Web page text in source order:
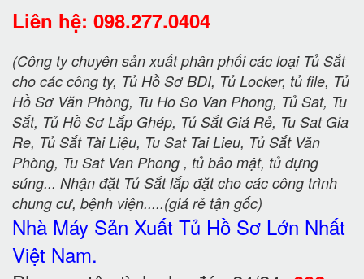
Liên hệ: 098.277.0404
(Công ty chuyên sản xuất phân phối các loại Tủ Sắt
cho các công ty, Tủ Hồ Sơ BDI, Tủ Locker, tủ file, Tủ
Hồ Sơ Văn Phòng, Tu Ho So Van Phong, Tủ Sat, Tu
Sắt, Tủ Hồ Sơ Lắp Ghép, Tủ Sắt Giá Rẻ, Tu Sat Gia
Re, Tủ Sắt Tài Liệu, Tu Sat Tai Lieu, Tủ Sắt Văn
Phòng, Tu Sat Van Phong , tủ bảo mật, tủ đựng
súng... Nhận đặt Tủ Sắt lắp đặt cho các công trình
chung cư, bệnh viện.....(giá rẻ tận gốc)
Nhà Máy Sản Xuất Tủ Hồ Sơ Lớn Nhất
Việt Nam.